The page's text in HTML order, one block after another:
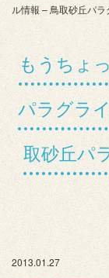
ル情報 – 鳥取砂丘
もうちょ
パラグラ
取砂丘
2013.01.27